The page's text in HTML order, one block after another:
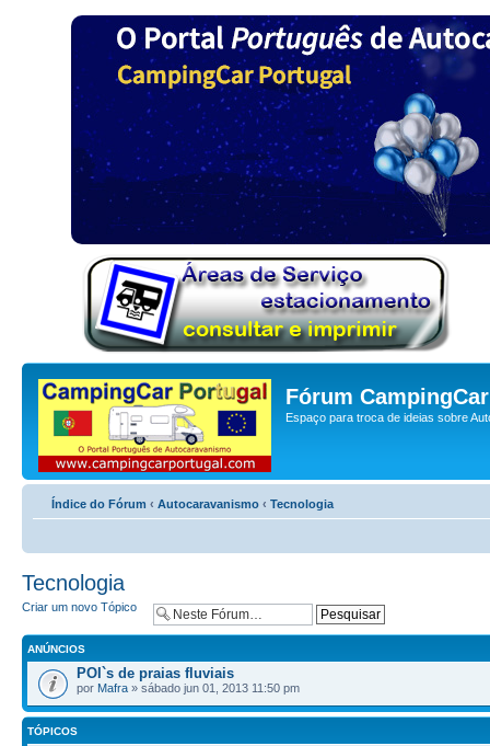
Fórum
Espaço para troca de ideias sobre
Índice do Fórum ‹ Autocaravanismo ‹ Tecnologia
Tecnologia
Criar um novo Tópico
ANÚNCIOS
POI`s de praias fluviais
por Mafra » sábado jun 01, 2013 11:50 pm
TÓPICOS